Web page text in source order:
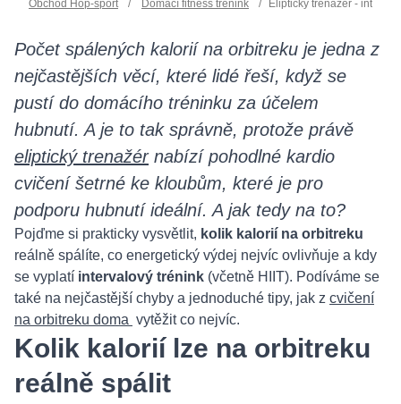
Obchod Hop-sport / Domácí fitness trénink / Eliptický trenažér -
Počet spálených kalorií na orbitreku je jedna z
nejčastějších věcí, které lidé řeší, když se
pustí do domácího tréninku za účelem
hubnutí. A je to tak správně, protože právě
eliptický trenažérnabízí pohodlné kardio
cvičení šetrné ke kloubům, které je pro
podporu hubnutí ideální. A jak tedy na to?
Pojďme si prakticky vysvětlit, kolik kalorií na orbitreku
reálně spálíte, co energetický výdej nejvíc ovlivňuje a kdy
se vyplatí intervalový trénink (včetně HIIT). Podíváme se
také na nejčastější chyby a jednoduché tipy, jak z cvičení
na orbitreku doma vytěžit co nejvíc.
Kolik kalorií lze na orbitreku
reálně spálit